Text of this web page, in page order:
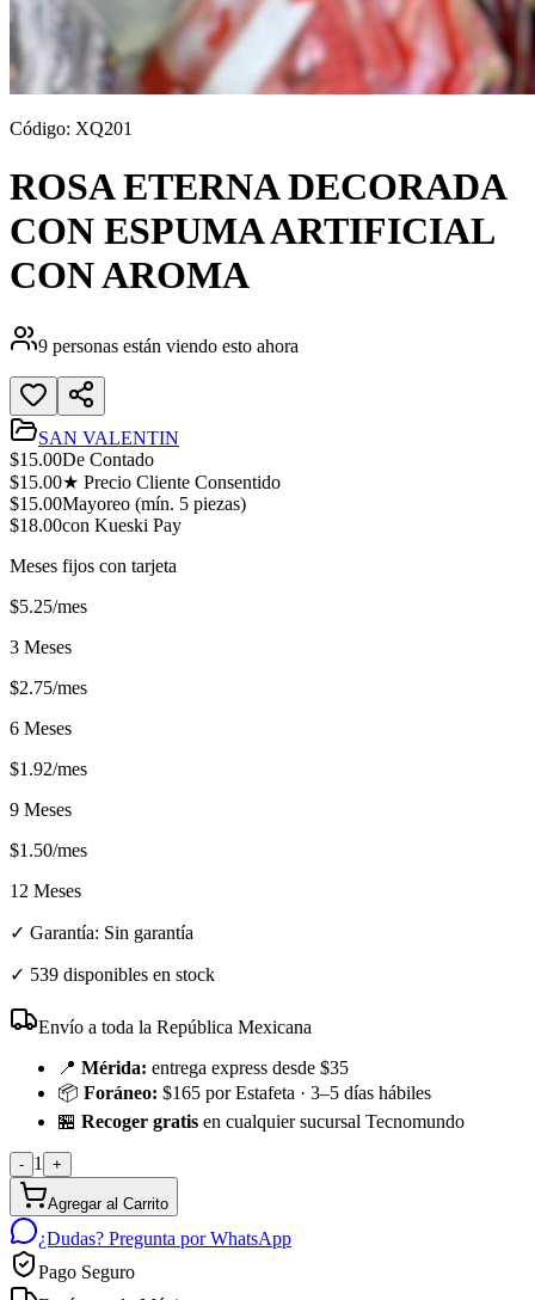
Código: XQ201
ROSA ETERNA DECORADA
CON ESPUMA ARTIFICIAL
CON AROMA
9 personas están viendo esto ahora
SAN VALENTIN
$15.00De Contado
$15.00★ Precio Cliente Consentido
$15.00Mayoreo (mín. 5 piezas)
$18.00con Kueski Pay
Meses fijos con tarjeta
$5.25/mes
3 Meses
$2.75/mes
6 Meses
$1.92/mes
9 Meses
$1.50/mes
12 Meses
✓ Garantía: Sin garantía
✓ 539 disponibles en stock
Envío a toda la República Mexicana
📍 Mérida: entrega express desde $35
📦 Foráneo: $165 por Estafeta · 3–5 días hábiles
🏪 Recoger gratis en cualquier sucursal Tecnomundo
- 1 +
Agregar al Carrito
¿Dudas? Pregunta por WhatsApp
Pago Seguro